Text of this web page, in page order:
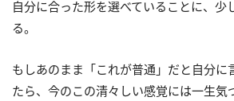
自分に合った形を選べていることに、少
る。
もしあのまま「これが普通」だと自分に
たら、今のこの清々しい感覚には一生気